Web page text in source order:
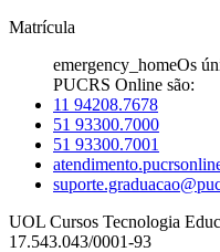
Matrícula
emergency_homeOs
PUCRS Online são:
11 94208.7678
51 93300.7000
51 93300.7001
UOL Cursos Tecnologia
17.543.043/0001-93